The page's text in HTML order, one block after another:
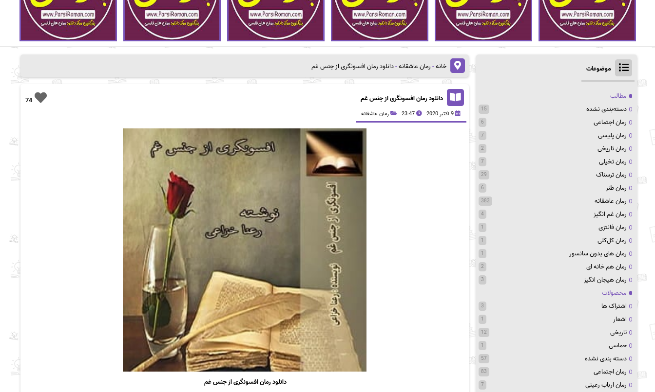
خانه-رمان عاشقانه-دانلود رمان افسونگری از جنس غم
74 دانلود رمان افسونگری از جنس غم
9 اکتبر 2020 23:47 رمان عاشقانه
دانلود رمان افسونگری از جنس غم
موضوعات
مطالب
دسته‌بندی نشده
15
رمان اجتماعی 6
رمان پلیسی 7
رمان تاریخی 2
رمان تخیلی 7
رمان ترسناک 29
رمان طنز 6
رمان عاشقانه 383
رمان غم انگیز 4
رمان فانتزی 1
رمان کل‌کلی 1
رمان های بدون سانسور 1
رمان هم خانه ای 2
رمان هیجان انگیز 3
محصولات
اشتراک ها
3
اشعار 1
تاریخی 12
حماسی 1
دسته بندی نشده 57
رمان اجتماعی 83
رمان ارباب رعیتی 7